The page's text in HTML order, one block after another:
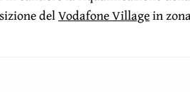
delVodafone Villagein